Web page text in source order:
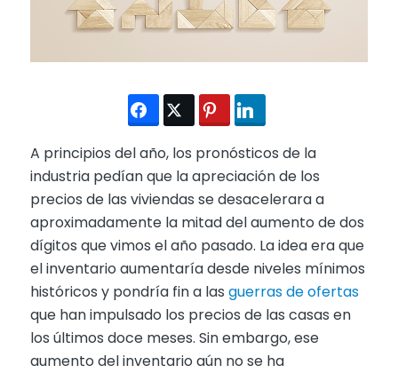
A principios del año, los pronósticos de la
industria pedían que la apreciación de los
precios de las viviendas se desacelerara a
aproximadamente la mitad del aumento de dos
dígitos que vimos el año pasado. La idea era que
el inventario aumentaría desde niveles mínimos
históricos y pondría fin a las guerras de ofertas
que han impulsado los precios de las casas en
los últimos doce meses. Sin embargo, ese
aumento del inventario aún no se ha